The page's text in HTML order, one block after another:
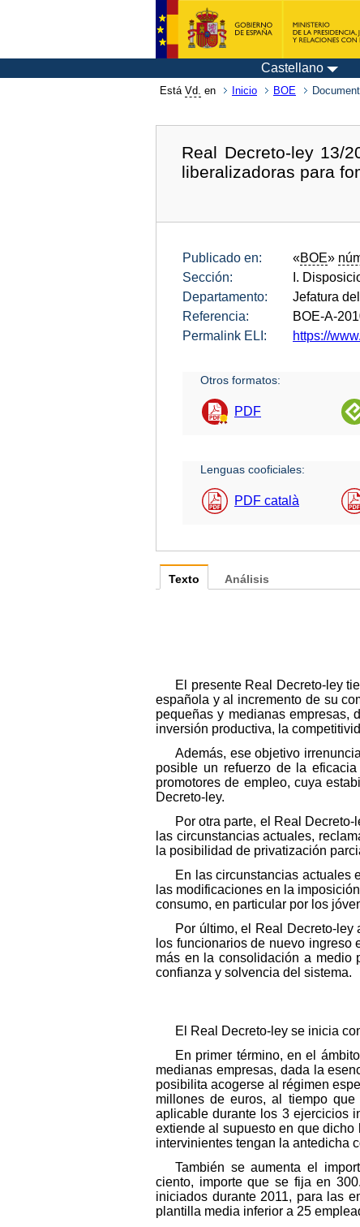
Castellano
Está Vd. en Inicio BOE
Real Decreto-ley 13/
liberalizadoras para
Publicado en: «BOE»
Sección:
I.
Departamento:
Jefatura
Referencia:
BOE-A-
Permalink ELI:
https://
Otros formatos:
PDF
Lenguas cooficiales:
PDF català
Texto
El presente Real Decreto-ley
española y al incremento de su
pequeñas y medianas empresas,
inversión productiva, la
Además, ese objetivo
posible un refuerzo de la
promotores de empleo, cuya
Decreto-ley.
Por otra parte, el Real
las circunstancias actuales,
la posibilidad de privatización
En las circunstancias actuales
las modificaciones en la
consumo, en particular por los
Por último, el Real Decreto-
los funcionarios de nuevo
más en la consolidación a medio
confianza y solvencia del sistema.
El Real Decreto-ley se inicia
En primer término, en el
medianas empresas, dada la
posibilita acogerse al régimen
millones de euros, al tiempo
aplicable durante los 3 ejercicios
extiende al supuesto en que
intervinientes tengan la antedicha
También se aumenta el
ciento, importe que se fija en
iniciados durante 2011, para las
plantilla media inferior a 25
Análisis